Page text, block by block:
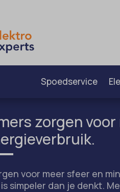
Spoedservice
zorgen
voor meer sfeer en
simpeler dan je denkt.